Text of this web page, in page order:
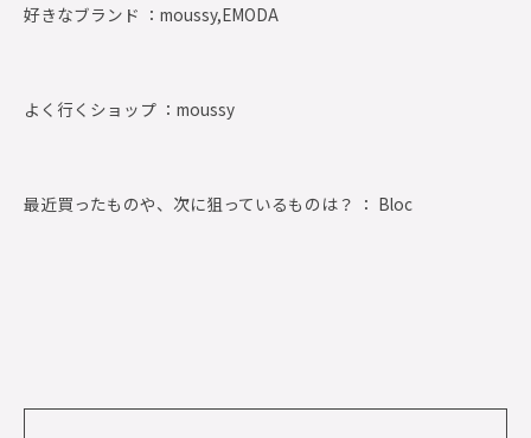
好きなブランド ： moussy,EMODA
よく行くショップ ： moussy
最近買ったものや、次に狙っているものは？ ： Bloc